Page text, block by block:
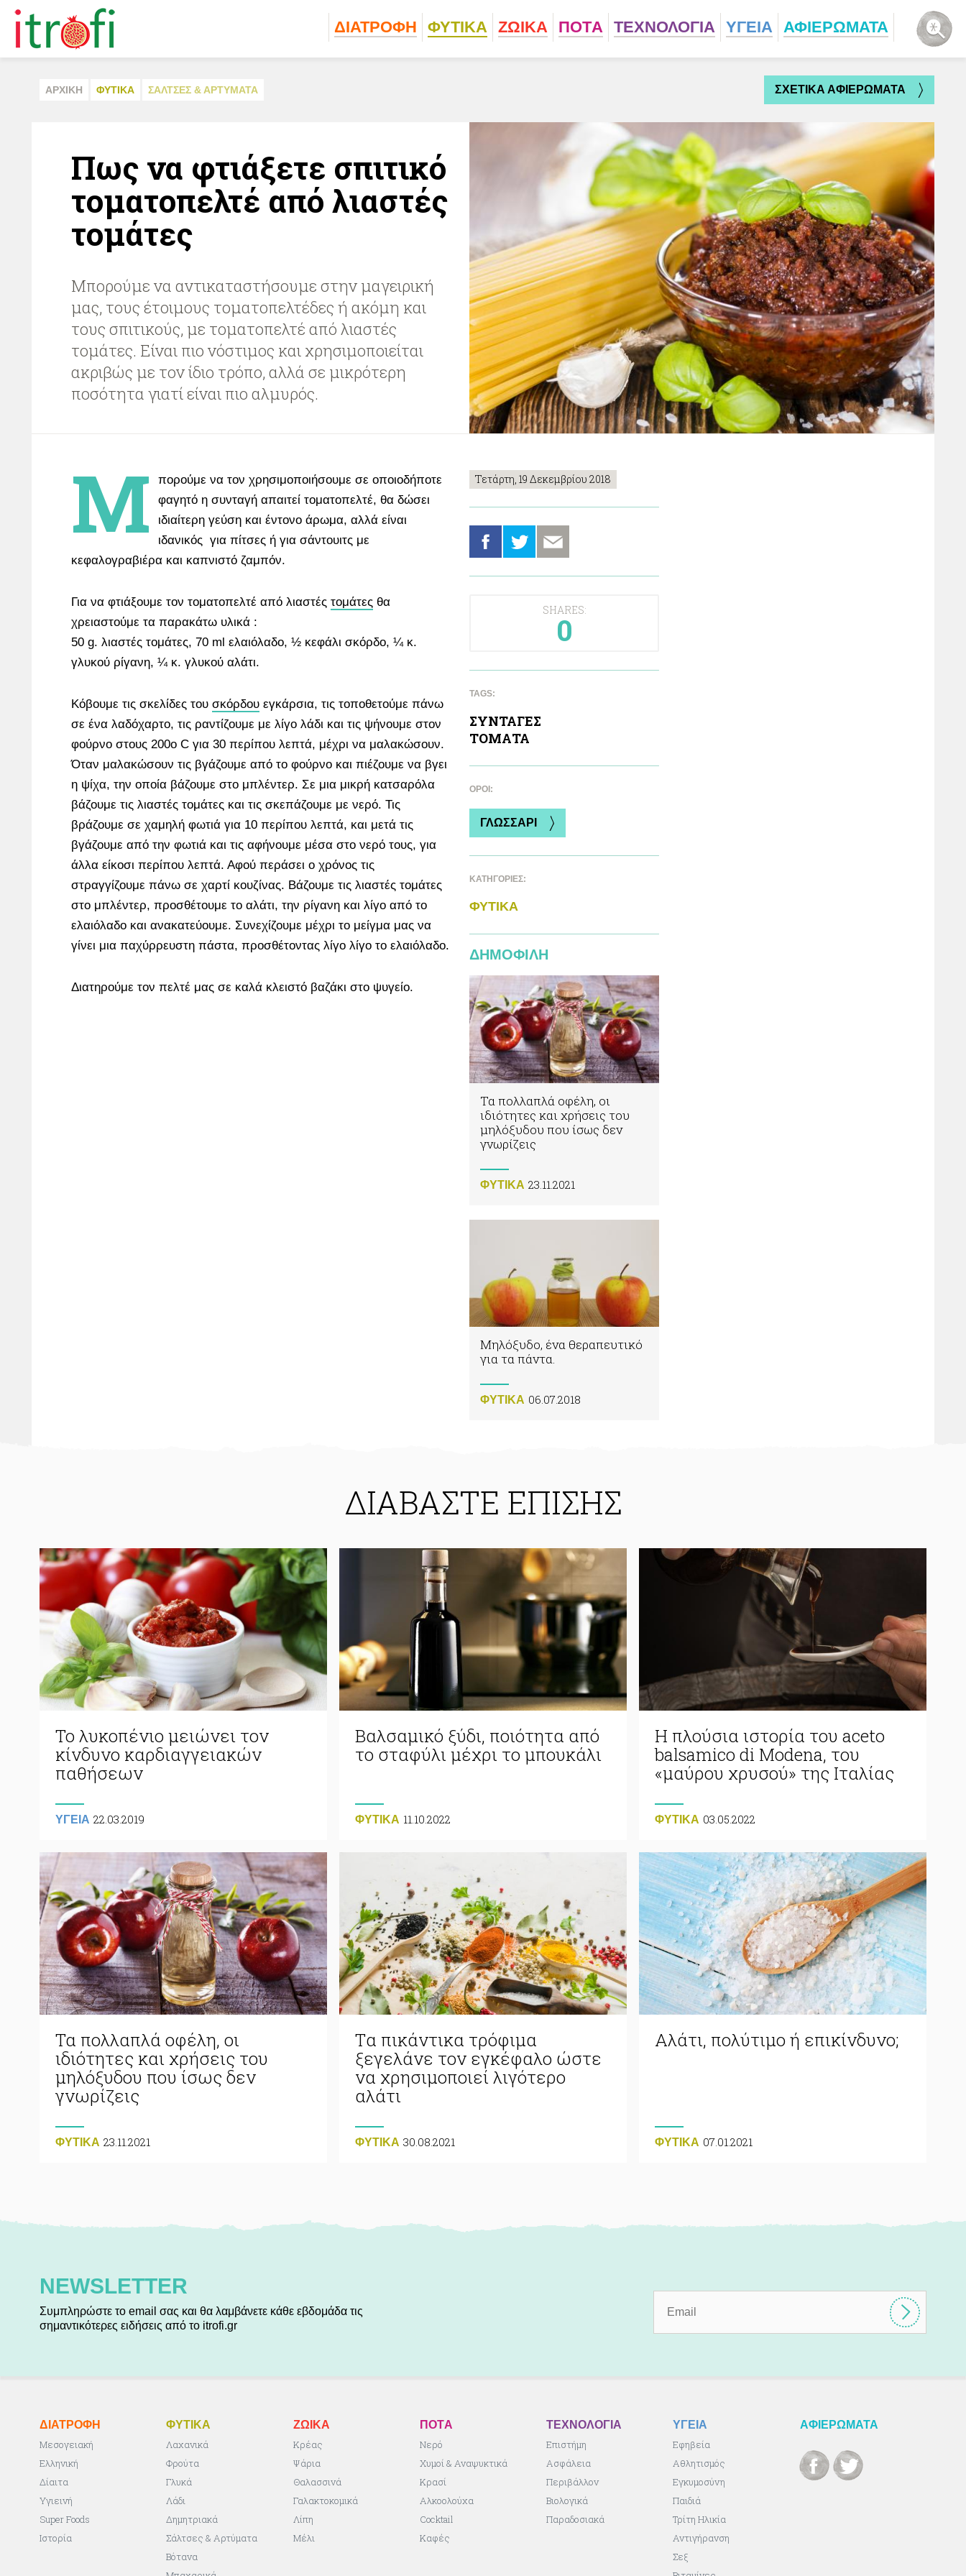
ΔΙΑΤΡΟΦΗ ΦΥΤΙΚA ΖΩΙΚA ΠΟΤA ΤΕΧΝΟΛΟΓΙΑ ΥΓΕΙΑ ΑΦΙΕΡΩΜΑΤΑ
ΑΡΧΙΚΗ ΦΥΤΙΚA ΣAΛΤΣΕΣ & ΑΡΤΥΜΑΤΑ ΣΧΕΤΙΚΑ ΑΦΙΕΡΩΜΑΤΑ
Πως να φτιάξετε σπιτικό
τοματοπελτέ από λιαστές
τομάτες
Μπορούμε να αντικαταστήσουμε στην μαγειρική
μας, τους έτοιμους τοματοπελτέδες ή ακόμη και
τους σπιτικούς, με τοματοπελτέ από λιαστές
τομάτες. Είναι πιο νόστιμος και χρησιμοποιείται
ακριβώς με τον ίδιο τρόπο, αλλά σε μικρότερη
ποσότητα γιατί είναι πιο αλμυρός.
Τετάρτη, 19 Δεκεμβρίου 2018
SHARES:
0
Μ
πορούμε να τον χρησιμοποιήσουμε σε οποιοδήποτε
φαγητό η συνταγή απαιτεί τοματοπελτέ, θα δώσει
ιδιαίτερη γεύση και έντονο άρωμα, αλλά είναι
ιδανικός για πίτσες ή για σάντουιτς με
κεφαλογραβιέρα και καπνιστό ζαμπόν.
Για να φτιάξουμε τον τοματοπελτέ από λιαστές τομάτες θα
χρειαστούμε τα παρακάτω υλικά :
50 g. λιαστές τομάτες, 70 ml ελαιόλαδο, ½ κεφάλι σκόρδο, ¼ κ.
γλυκού ρίγανη, ¼ κ. γλυκού αλάτι.
Κόβουμε τις σκελίδες του σκόρδου εγκάρσια, τις τοποθετούμε πάνω
σε ένα λαδόχαρτο, τις ραντίζουμε με λίγο λάδι και τις ψήνουμε στον
φούρνο στους 200ο C για 30 περίπου λεπτά, μέχρι να μαλακώσουν.
Όταν μαλακώσουν τις βγάζουμε από το φούρνο και πιέζουμε να βγει
η ψίχα, την οποία βάζουμε στο μπλέντερ. Σε μια μικρή κατσαρόλα
βάζουμε τις λιαστές τομάτες και τις σκεπάζουμε με νερό. Τις
βράζουμε σε χαμηλή φωτιά για 10 περίπου λεπτά, και μετά τις
βγάζουμε από την φωτιά και τις αφήνουμε μέσα στο νερό τους, για
άλλα είκοσι περίπου λεπτά. Αφού περάσει ο χρόνος τις
στραγγίζουμε πάνω σε χαρτί κουζίνας. Βάζουμε τις λιαστές τομάτες
στο μπλέντερ, προσθέτουμε το αλάτι, την ρίγανη και λίγο από το
ελαιόλαδο και ανακατεύουμε. Συνεχίζουμε μέχρι το μείγμα μας να
γίνει μια παχύρρευστη πάστα, προσθέτοντας λίγο λίγο το ελαιόλαδο.
Διατηρούμε τον πελτέ μας σε καλά κλειστό βαζάκι στο ψυγείο.
TAGS:
ΣΥΝΤΑΓΕΣ
ΤΟΜAΤΑ
ΌΡΟΙ:
ΓΛΩΣΣΑΡΙ
ΚΑΤΗΓΟΡΙΕΣ:
ΦΥΤΙΚA
ΔΗΜΟΦΙΛΗ
Τα πολλαπλά οφέλη, οι
ιδιότητες και χρήσεις του
μηλόξυδου που ίσως δεν
γνωρίζεις
ΦΥΤΙΚA 23.11.2021
Μηλόξυδο, ένα θεραπευτικό
για τα πάντα.
ΦΥΤΙΚA 06.07.2018
ΔΙΑΒΑΣΤΕ ΕΠΙΣΗΣ
Το λυκοπένιο μειώνει τον
κίνδυνο καρδιαγγειακών
παθήσεων
ΥΓΕΙΑ 22.03.2019
Βαλσαμικό ξύδι, ποιότητα από
το σταφύλι μέχρι το μπουκάλι
ΦΥΤΙΚA 11.10.2022
Η πλούσια ιστορία του aceto
balsamico di Modena, του
«μαύρου χρυσού» της Ιταλίας
ΦΥΤΙΚA 03.05.2022
Τα πολλαπλά οφέλη, οι
ιδιότητες και χρήσεις του
μηλόξυδου που ίσως δεν
γνωρίζεις
ΦΥΤΙΚA 23.11.2021
Tα πικάντικα τρόφιμα
ξεγελάνε τον εγκέφαλο ώστε
να χρησιμοποιεί λιγότερο
αλάτι
ΦΥΤΙΚA 30.08.2021
Αλάτι, πολύτιμο ή επικίνδυνο;
ΦΥΤΙΚA 07.01.2021
NEWSLETTER
Συμπληρώστε το email σας και θα λαμβάνετε κάθε εβδομάδα τις
σημαντικότερες ειδήσεις από το itrofi.gr
ΔΙΑΤΡΟΦΗ
Μεσογειακή
Ελληνική
Δίαιτα
Υγιεινή
Super Foods
Ιστορία
ΦΥΤΙΚA
Λαχανικά
Φρούτα
Γλυκά
Λάδι
Δημητριακά
Σάλτσες & Αρτύματα
Βότανα
ΖΩΙΚA
Κρέας
Ψάρια
Θαλασσινά
Γαλακτοκομικά
Λίπη
Μέλι
ΠΟΤA
Νερό
Χυμοί & Αναψυκτικά
Κρασί
Αλκοολούχα
Cocktail
Καφές
ΤΕΧΝΟΛΟΓΙΑ
Επιστήμη
Ασφάλεια
Περιβάλλον
Βιολογικά
Παραδοσιακά
ΥΓΕΙΑ
Εφηβεία
Αθλητισμός
Εγκυμοσύνη
Παιδιά
Τρίτη Ηλικία
Αντιγήρανση
Σεξ
ΑΦΙΕΡΩΜΑΤΑ